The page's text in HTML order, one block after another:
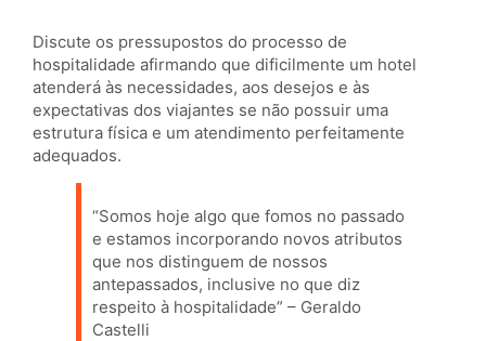
Discute os pressupostos do processo de
hospitalidade afirmando que dificilmente um hotel
atenderá às necessidades, aos desejos e às
expectativas dos viajantes se não possuir uma
estrutura física e um atendimento perfeitamente
adequados.
“Somos hoje algo que fomos no passado
e estamos incorporando novos atributos
que nos distinguem de nossos
antepassados, inclusive no que diz
respeito à hospitalidade” – Geraldo
Castelli